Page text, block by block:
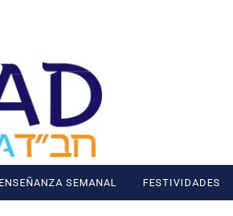
ENSEÑANZA SEMANAL FESTIVIDADES